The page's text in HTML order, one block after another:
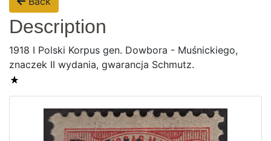
Home page
Description
1918 I Polski Korpus gen. Dowbora - Muśnickiego,
znaczek II wydania, gwarancja Schmutz.